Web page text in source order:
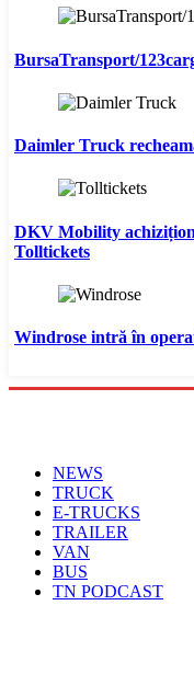
BursaTransport/
Daimler Truck
DKV Mobility
Tolltickets
Windrose intră în
NEWS
TRUCK
E-TRUCKS
TRAILER
VAN
BUS
TN PODCAST